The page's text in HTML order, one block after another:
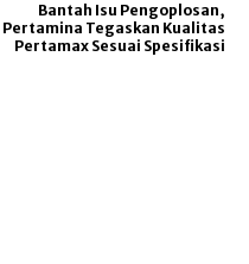
Bantah Isu Pengoplosan,
Pertamina Tegaskan Kualitas
Pertamax Sesuai Spesifikasi